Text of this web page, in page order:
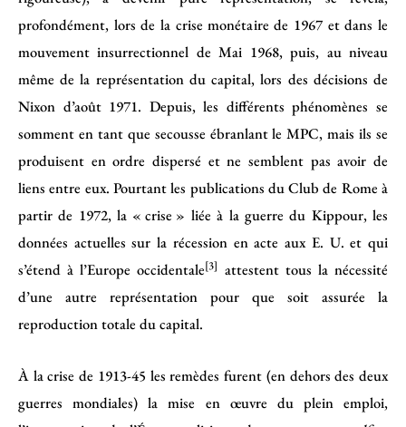
profondément, lors de la crise monétaire de 1967 et dans le
mouvement insurrectionnel de Mai 1968, puis, au niveau
même de la représentation du capital, lors des décisions de
Nixon d’août 1971. Depuis, les différents phénomènes se
somment en tant que secousse ébranlant le MPC, mais ils se
produisent en ordre dispersé et ne semblent pas avoir de
liens entre eux. Pourtant les publications du Club de Rome à
partir de 1972, la « crise » liée à la guerre du Kippour, les
données actuelles sur la récession en acte aux E. U. et qui
s’étend à l’Europe occidentale[3] attestent tous la nécessité
d’une autre représentation pour que soit assurée la
reproduction totale du capital.
À la crise de 1913-45 les remèdes furent (en dehors des deux
guerres mondiales) la mise en œuvre du plein emploi,